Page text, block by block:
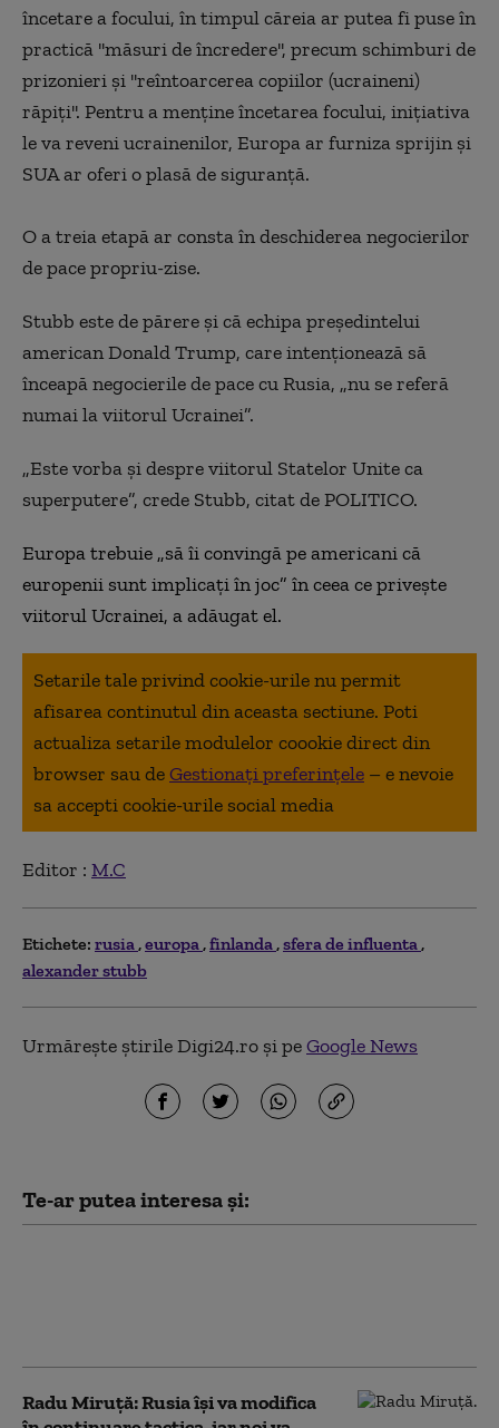
încetare a focului, în timpul căreia ar putea fi puse în
practică ''măsuri de încredere'', precum schimburi de
prizonieri şi ''reîntoarcerea copiilor (ucraineni)
răpiţi''. Pentru a menţine încetarea focului, iniţiativa
le va reveni ucrainenilor, Europa ar furniza sprijin şi
SUA ar oferi o plasă de siguranţă.
O a treia etapă ar consta în deschiderea negocierilor
de pace propriu-zise.
Stubb este de părere și că echipa președintelui
american Donald Trump, care intenționează să
înceapă negocierile de pace cu Rusia, „nu se referă
numai la viitorul Ucrainei”.
„Este vorba și despre viitorul Statelor Unite ca
superputere”, crede Stubb, citat de POLITICO.
Europa trebuie „să îi convingă pe americani că
europenii sunt implicați în joc” în ceea ce privește
viitorul Ucrainei, a adăugat el.
Setarile tale privind cookie-urile nu permit
afisarea continutul din aceasta sectiune. Poti
actualiza setarile modulelor coookie direct din
browser sau deGestionați preferințele – e nevoie
sa accepti cookie-urile social media
Editor : M.C
Etichete: rusia europa finlanda sfera de influenta
alexander stubb
Urmărește știrile Digi24.ro și peGoogle News
Te-ar putea interesa și:
Radu Miruță: Rusia își va modifica